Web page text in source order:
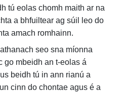
tú eolas chomh maith ar na
a bhfuiltear ag súil leo do
amach romhainn.
seo sna míonna
go mbeidh an t‑eolas á
beidh tú in ann rianú a
cinn do chontae agus é a